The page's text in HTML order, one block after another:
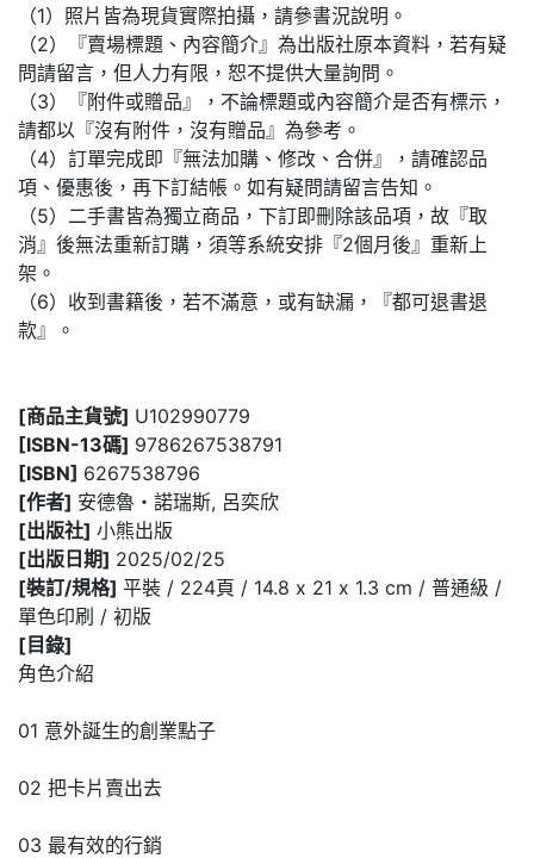
（1）照片皆為現貨實際拍攝，請參書況說明。
（2）『賣場標題、內容簡介』為出版社原本資料，若有疑
問請留言，但人力有限，恕不提供大量詢問。
（3）『附件或贈品』，不論標題或內容簡介是否有標示，
請都以『沒有附件，沒有贈品』為參考。
（4）訂單完成即『無法加購、修改、合併』，請確認品
項、優惠後，再下訂結帳。如有疑問請留言告知。
（5）二手書皆為獨立商品，下訂即刪除該品項，故『取
消』後無法重新訂購，須等系統安排『2個月後』重新上
架。
（6）收到書籍後，若不滿意，或有缺漏，『都可退書退
款』。
[商品主貨號] U102990779
[ISBN-13碼] 9786267538791
[ISBN] 6267538796
[作者] 安德魯・諾瑞斯, 呂奕欣
[出版社] 小熊出版
[出版日期] 2025/02/25
[裝訂/規格] 平裝 / 224頁 / 14.8 x 21 x 1.3 cm / 普通級 /
單色印刷 / 初版
[目錄]
角色介紹
01 意外誕生的創業點子
02 把卡片賣出去
03 最有效的行銷